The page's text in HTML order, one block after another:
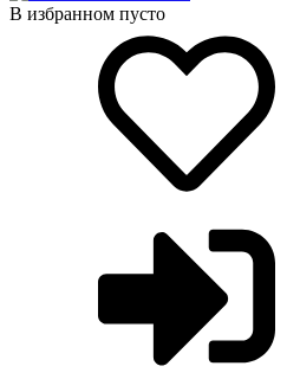
В избранном пусто